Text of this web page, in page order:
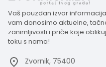
Vaš pouzdan izvor
vam donosimo aktuelne,
zanimljivosti i priče koje
toku s nama!
Zvornik, 75400